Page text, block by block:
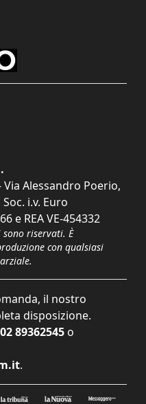
Alessandro Poerio,
i.v. Euro
e REA VE-454332
riservati. È
con qualsiasi
il nostro
disposizione.
02 89362545 o
.